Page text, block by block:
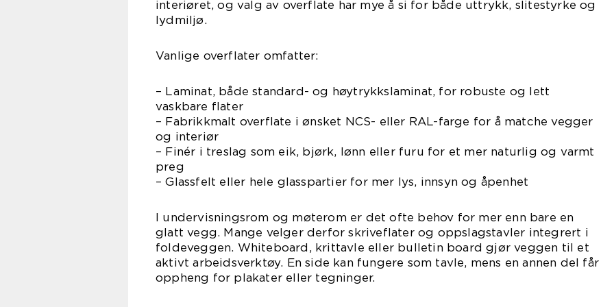
interiøret, og valg av overflate har mye å si for både uttrykk, slitestyrke og
lydmiljø.
Vanlige overflater omfatter:
– Laminat, både standard- og høytrykkslaminat, for robuste og lett
vaskbare flater
– Fabrikkmalt overflate i ønsket NCS- eller RAL-farge for å matche vegger
og interiør
– Finér i treslag som eik, bjørk, lønn eller furu for et mer naturlig og varmt
preg
– Glassfelt eller hele glasspartier for mer lys, innsyn og åpenhet
I undervisningsrom og møterom er det ofte behov for mer enn bare en
glatt vegg. Mange velger derfor skriveflater og oppslagstavler integrert i
foldeveggen. Whiteboard, krittavle eller bulletin board gjør veggen til et
aktivt arbeidsverktøy. En side kan fungere som tavle, mens en annen del får
oppheng for plakater eller tegninger.